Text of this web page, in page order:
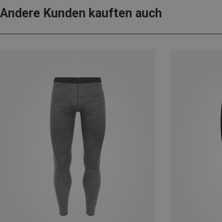
Andere Kunden kauften auch